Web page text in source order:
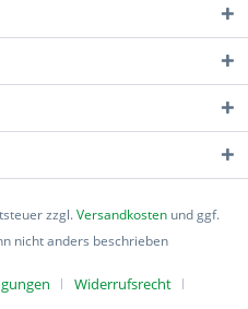
zzgl.Versandkosten und ggf.
nicht anders beschrieben
Widerrufsrecht